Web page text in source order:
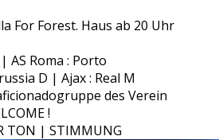
For Forest. Haus ab 20 Uhr
AS Roma : Porto
D | Ajax : Real M
des Verein
!
TON | STIMMUNG